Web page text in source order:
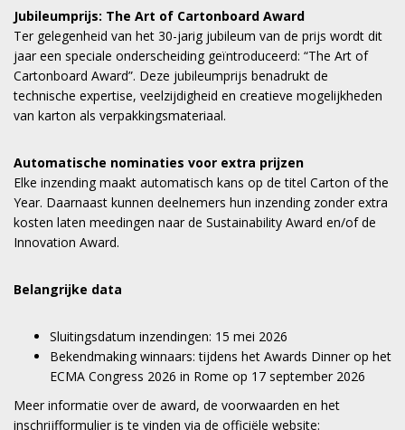
Jubileumprijs: The Art of Cartonboard Award
Ter gelegenheid van het 30-jarig jubileum van de prijs wordt dit
jaar een speciale onderscheiding geïntroduceerd: “The Art of
Cartonboard Award”. Deze jubileumprijs benadrukt de
technische expertise, veelzijdigheid en creatieve mogelijkheden
van karton als verpakkingsmateriaal.
Automatische nominaties voor extra prijzen
Elke inzending maakt automatisch kans op de titel Carton of the
Year. Daarnaast kunnen deelnemers hun inzending zonder extra
kosten laten meedingen naar de Sustainability Award en/of de
Innovation Award.
Belangrijke data
Sluitingsdatum inzendingen: 15 mei 2026
Bekendmaking winnaars: tijdens het Awards Dinner op het
ECMA Congress 2026 in Rome op 17 september 2026
Meer informatie over de award, de voorwaarden en het
inschrijfformulier is te vinden via de officiële website: